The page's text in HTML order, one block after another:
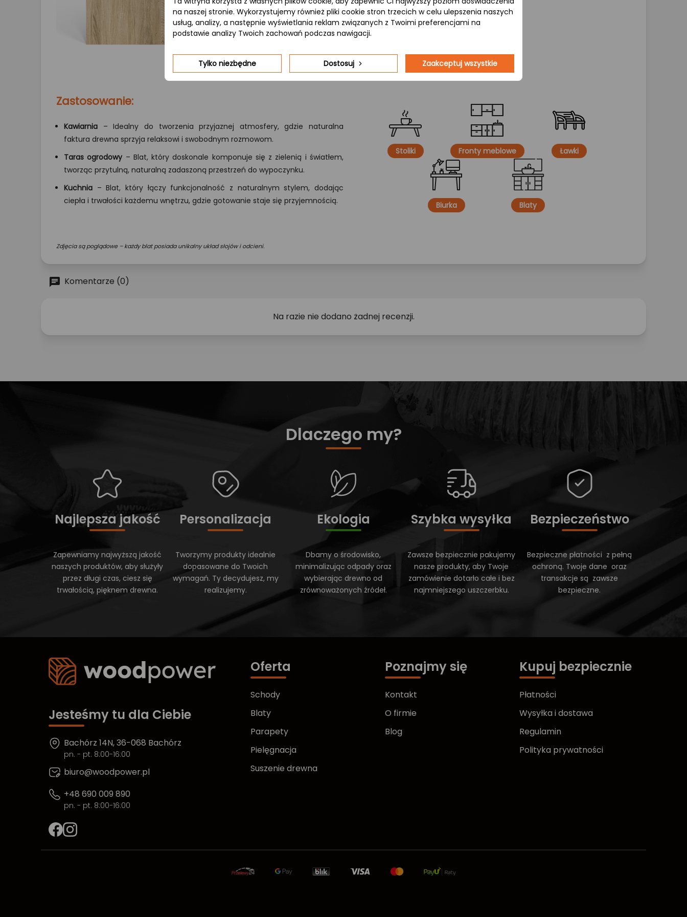
Zastosowanie:
Kawiarnia – Idealny do tworzenia przyjaznej atmosfery, gdzie naturalna
faktura drewna sprzyja relaksowi i swobodnym rozmowom.
Taras ogrodowy – Blat, który doskonale komponuje się z zielenią i światłem,
tworząc przytulną, naturalną zadaszoną przestrzeń do wypoczynku.
Kuchnia – Blat, który łączy funkcjonalność z naturalnym stylem, dodając
ciepła i trwałości każdemu wnętrzu, gdzie gotowanie staje się przyjemnością.
Stoliki Fronty meblowe Ławki
Biurka Blaty
Zdjęcia są poglądowe – każdy blat posiada unikalny układ słojów i odcieni.
Komentarze (0)
Na razie nie dodano żadnej recenzji.
Dlaczego my?
Najlepsza jakość
Zapewniamy najwyższą jakość
naszych produktów, aby służyły
przez długi czas, ciesz się
trwałością, pięknem drewna.
Personalizacja
Tworzymy produkty idealnie
dopasowane do Twoich
wymagań. Ty decydujesz, my
realizujemy.
Ekologia
Dbamy o środowisko,
minimalizując odpady oraz
wybierając drewno od
zrównoważonych źródeł.
Szybka wysyłka
Zawsze bezpiecznie pakujemy
nasze produkty, aby Twoje
zamówienie dotarło całe i bez
najmniejszego uszczerbku.
Bezpieczeństwo
Bezpieczne płatności z pełną
ochroną. Twoje dane oraz
transakcje są zawsze
bezpieczne.
Jesteśmy tu dla Ciebie
Bachórz 14N, 36-068 Bachórz
pn. - pt. 8:00-16:00
biuro@woodpower.pl
+48 690 009 890
pn. - pt. 8:00-16:00
Oferta
Schody
Blaty
Parapety
Pielęgnacja
Suszenie drewna
Poznajmy się
Kontakt
O firmie
Blog
Kupuj bezpiecznie
Płatności
Wysyłka i dostawa
Regulamin
Polityka prywatności
na naszej stronie. Wykorzystujemy również pliki cookie stron trzecich w celu ulepszenia naszych
usług, analizy, a następnie wyświetlania reklam związanych z Twoimi preferencjami na
podstawie analizy Twoich zachowań podczas nawigacji.
Tylko niezbędne Dostosuj Zaakceptuj wszystkie